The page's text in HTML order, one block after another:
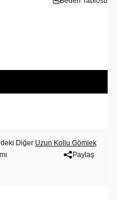
Diğer Uzun Kollu Gömlek
Paylaş